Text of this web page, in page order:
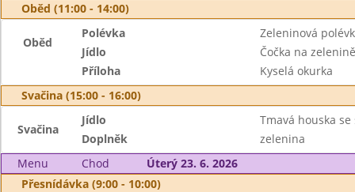
Oběd (11:00 - 14:00)
Oběd
Polévka
Zeleninová
Jídlo
Čočka na
Příloha
Kyselá okurka
Svačina (15:00 - 16:00)
Svačina
Jídlo
Tmavá houska
Doplněk
zelenina
Menu
Chod
Úterý 23. 6. 2026
Přesnídávka (9:00 - 10:00)